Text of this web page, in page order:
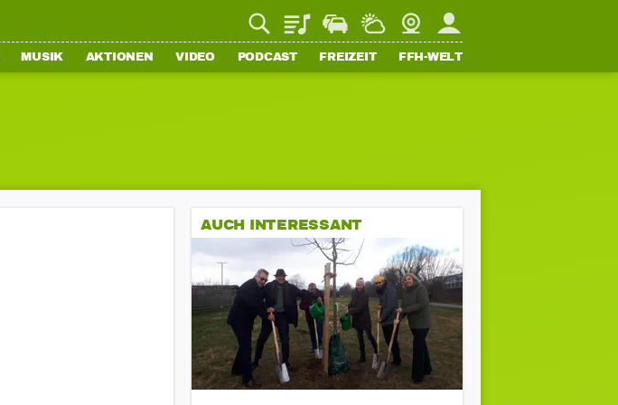
PlaylistStaupilotWetterWebcamMein FFH
MUSIK AKTIONEN VIDEO PODCAST FREIZEIT FFH-WELT
AUCH INTERESSANT